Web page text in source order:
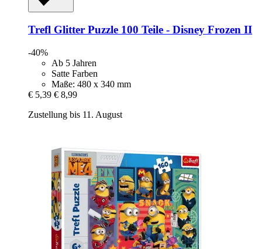
Trefl Glitter Puzzle 100 Teile -​ Disney Frozen II
-40%
Ab 5 Jahren
Satte Farben
Maße: 480 x 340 mm
€ 5,39 € 8,99
Zustellung bis 11. August